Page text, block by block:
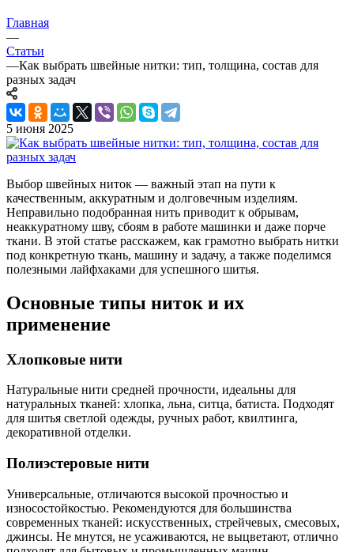
Главная
—
Статьи
—Как выбрать швейные нитки: тип, толщина, состав для
разных задач
5 июня 2025
Выбор швейных ниток — важный этап на пути к
качественным, аккуратным и долговечным изделиям.
Неправильно подобранная нить приводит к обрывам,
неаккуратному шву, сбоям в работе машинки и даже порче
ткани. В этой статье расскажем, как грамотно выбрать нитки
под конкретную ткань, машину и задачу, а также поделимся
полезными лайфхаками для успешного шитья.
Основные типы ниток и их
применение
Хлопковые нити
Натуральные нити средней прочности, идеальны для
натуральных тканей: хлопка, льна, ситца, батиста. Подходят
для шитья светлой одежды, ручных работ, квилтинга,
декоративной отделки.
Полиэстеровые нити
Универсальные, отличаются высокой прочностью и
износостойкостью. Рекомендуются для большинства
современных тканей: искусственных, стрейчевых, смесовых,
джинсы. Не мнутся, не усаживаются, не выцветают, отлично